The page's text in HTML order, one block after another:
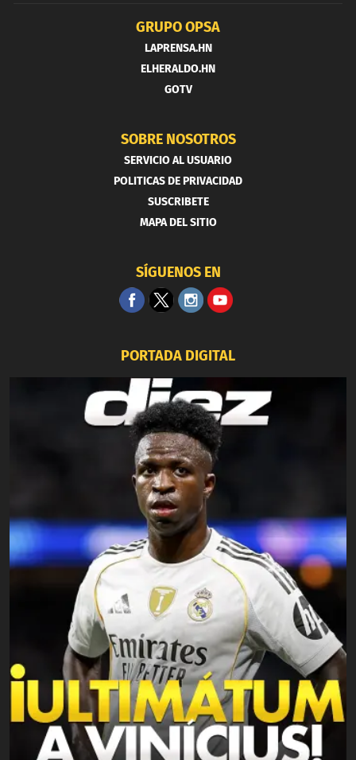
GRUPO OPSA
LAPRENSA.HN
ELHERALDO.HN
GOTV
SOBRE NOSOTROS
SERVICIO AL USUARIO
POLITICAS DE PRIVACIDAD
SUSCRIBETE
MAPA DEL SITIO
SÍGUENOS EN
PORTADA DIGITAL